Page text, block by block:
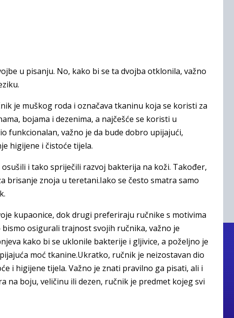
u pisanju. No, kako bi se ta dvojba otklonila, važno
je muškog roda i označava tkaninu koja se koristi za
bojama i dezenima, a najčešće se koristi u
funkcionalan, važno je da bude dobro upijajući,
higijene i čistoće tijela.
i tako spriječili razvoj bakterija na koži. Također,
brisanje znoja u teretani.Iako se često smatra samo
kupaonice, dok drugi preferiraju ručnike s motivima
osigurali trajnost svojih ručnika, važno je
kako bi se uklonile bakterije i gljivice, a poželjno je
moć tkanine.Ukratko, ručnik je neizostavan dio
i higijene tijela. Važno je znati pravilno ga pisati, ali i
na boju, veličinu ili dezen, ručnik je predmet kojeg svi